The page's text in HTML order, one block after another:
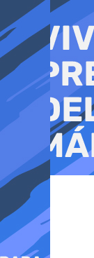
al
contenido